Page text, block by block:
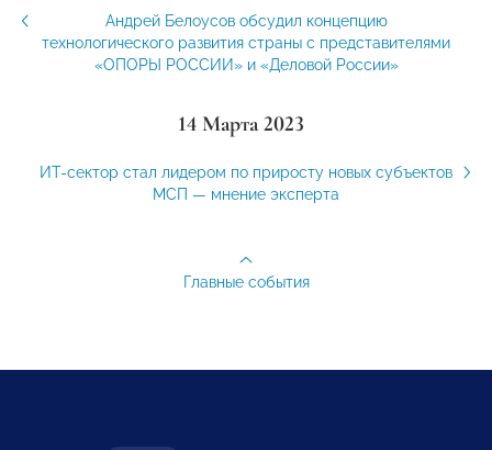
Андрей Белоусов обсудил концепцию
технологического развития страны с представителями
«ОПОРЫ РОССИИ» и «Деловой России»
14 Марта 2023
ИТ-сектор стал лидером по приросту новых субъектов
МСП — мнение эксперта
Главные события